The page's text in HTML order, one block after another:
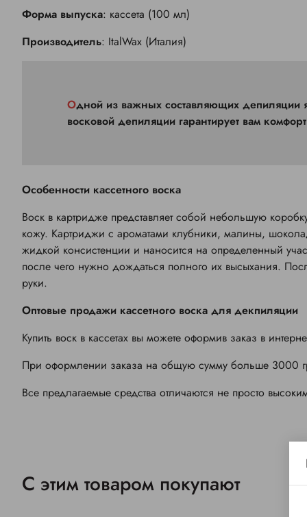
Форма выпуска: кассета (100 мл)
Производитель: ItalWax (Италия)
Одной из важных составляющих депиляции является воск. Качество используемого материала при
восковой депиляции гарантирует вам
Особенности кассетного воска
Воск в картридже представляет собой небольшую
кожу. Картриджи с ароматами клубники, малины,
жидкой консистенции и наносится на определенный
после чего нужно дождаться полного их высыхания.
руки.
Оптовые продажи кассетного воска для декпиляции
Купить воск в кассетах вы можете оформив заказ в
При оформлении заказа на общую сумму больше 3000
Все предлагаемые средства отличаются не просто
С этим товаром покупают